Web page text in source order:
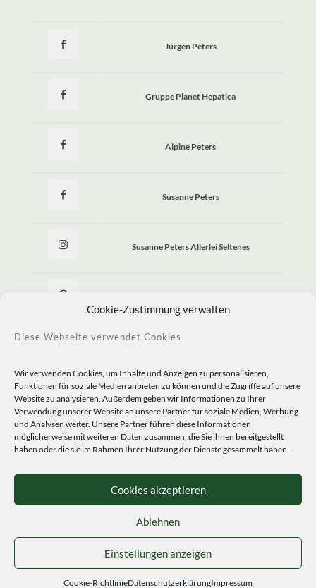
Cookie-Zustimmung verwalten
Diese Webseite verwendet Cookies
Wir verwenden Cookies, um Inhalte und Anzeigen zu personalisieren,
Funktionen für soziale Medien anbieten zu können und die Zugriffe auf unsere
Website zu analysieren. Außerdem geben wir Informationen zu Ihrer
Verwendung unserer Website an unsere Partner für soziale Medien, Werbung
und Analysen weiter. Unsere Partner führen diese Informationen
möglicherweise mit weiteren Daten zusammen, die Sie ihnen bereitgestellt
haben oder die sie im Rahmen Ihrer Nutzung der Dienste gesammelt haben.
Cookies akzeptieren
Ablehnen
Einstellungen anzeigen
Cookie-RichtlinieDatenschutzerklärungImpressum
Jürgen Peters
Gruppe Planet Hepatica
Alpine Peters
Susanne Peters
Susanne Peters Allerlei Seltenes
© 2020 Staudengärtnerei Peters. All Rights Reserved.